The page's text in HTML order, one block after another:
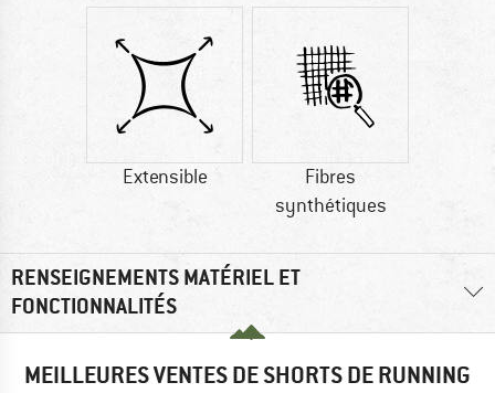
Extensible
Fibres
synthétiques
RENSEIGNEMENTS MATÉRIEL ET
FONCTIONNALITÉS
MEILLEURES VENTES DE SHORTS DE RUNNING